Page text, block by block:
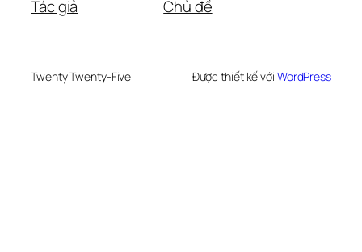
Tác giả
Chủ đề
Twenty Twenty-Five Được thiết kế với WordPress